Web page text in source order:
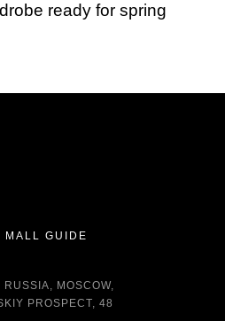
ready for spring
MALL GUIDE
MOSCOW,
PROSPECT, 48